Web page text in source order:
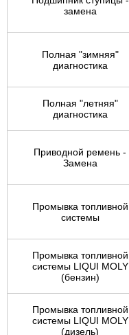
замена
Полная "зимняя"
диагностика
Полная "летняя"
диагностика
Приводной ремень -
Замена
Промывка топливной
системы
Промывка топливной
системы LIQUI MOLY
(бензин)
Промывка топливной
системы LIQUI MOLY
(дизель)